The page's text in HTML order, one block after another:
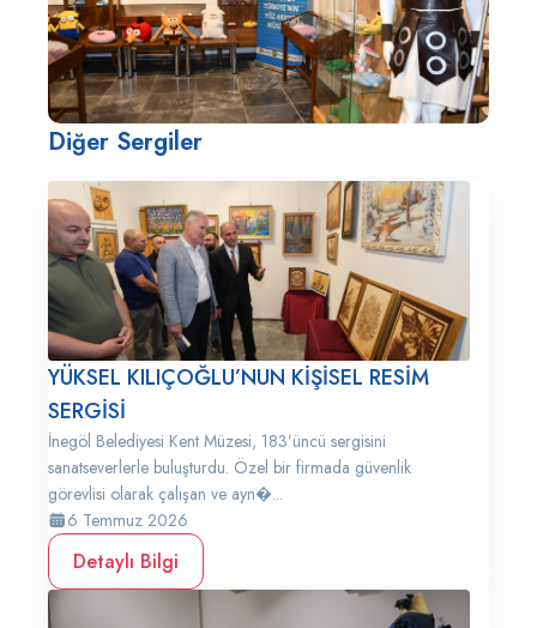
Diğer Sergiler
YÜKSEL KILIÇOĞLU’NUN KİŞİSEL RESİM
SERGİSİ
İnegöl Belediyesi Kent Müzesi, 183’üncü sergisini
sanatseverlerle buluşturdu. Özel bir firmada güvenlik
görevlisi olarak çalışan ve ayn�...
6 Temmuz 2026
Detaylı Bilgi